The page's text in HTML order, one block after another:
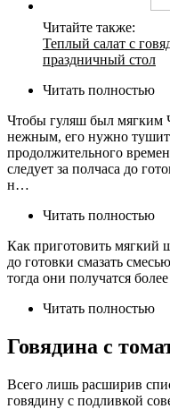
Читайте также:
Теплый салат с
праздничный стол
Читать полностью
Чтобы гуляш был мягким
нежным, его нужно
продолжительного
следует за полчаса до
н…
Читать полностью
Как приготовить мягкий
до готовки смазать
тогда они получатся
Читать полностью
Говядина с
Всего лишь расширив
говядину с подливкой